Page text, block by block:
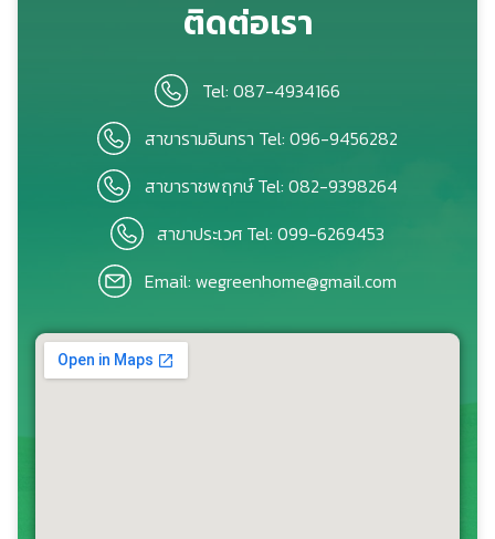
ติดต่อเรา
Tel: 087-4934166
สาขารามอินทรา Tel: 096-9456282
สาขาราชพฤกษ์ Tel: 082-9398264
สาขาประเวศ Tel: 099-6269453
Email: wegreenhome@gmail.com